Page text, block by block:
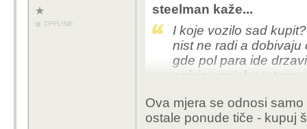
OFFLINE
steelman kaže...
I koje vozilo sad
nist ne radi a
gde pol para ide
najvise najebu u
Ova mjera se odnosi
ostale ponude tiče - kupuj